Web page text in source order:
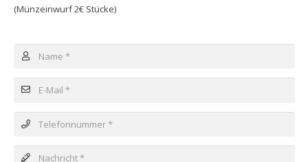
(Münzeinwurf 2€ Stücke)